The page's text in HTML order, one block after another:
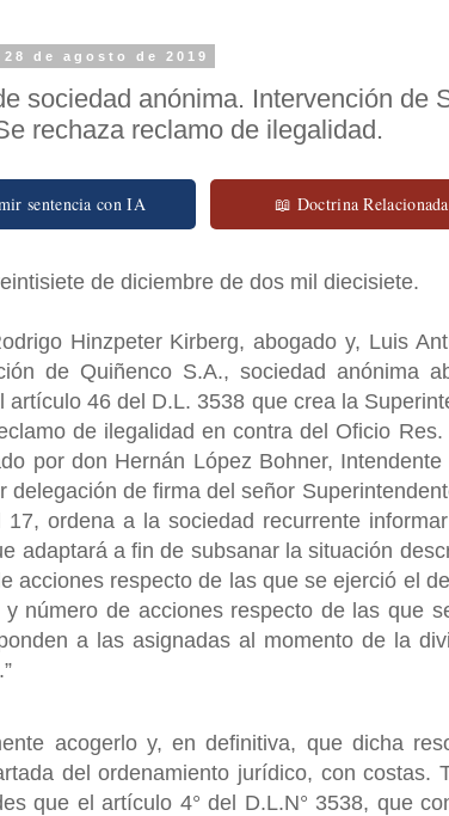
de agosto de 2019
sociedad anónima. Intervención de
rechaza reclamo de ilegalidad.
sentencia con IA 📖 Doctrina Relacionada
de diciembre de dos mil diecisiete.
Hinzpeter Kirberg, abogado y, Luis
de Quiñenco S.A., sociedad anónima
artículo 46 del D.L. 3538 que crea la
de ilegalidad en contra del Oficio
por don Hernán López Bohner,
delegación de firma del señor
17, ordena a la sociedad recurrente
adaptará a fin de subsanar la situación
acciones respecto de las que se ejerció el
y número de acciones respecto de las que
a las asignadas al momento de la
acogerlo y, en definitiva, que dicha
del ordenamiento jurídico, con costas.
que el artículo 4° del D.L.N° 3538, que